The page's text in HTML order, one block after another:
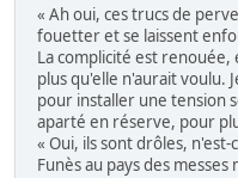
« Ah oui, ces trucs de
fouetter et se laissent
La complicité est renouée,
plus qu'elle n'aurait voulu.
pour installer une tension
aparté en réserve, pour
« Oui, ils sont drôles, n'est-
Funès au pays des